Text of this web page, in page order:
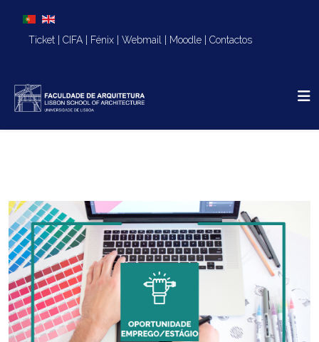
Escolha o seu idioma
Ticket CIFA Fénix Webmail Moodle Contactos